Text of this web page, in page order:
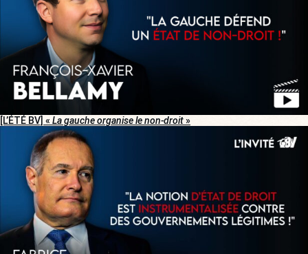
[L’ÉTÉ BV] « La gauche organise le non-droit»